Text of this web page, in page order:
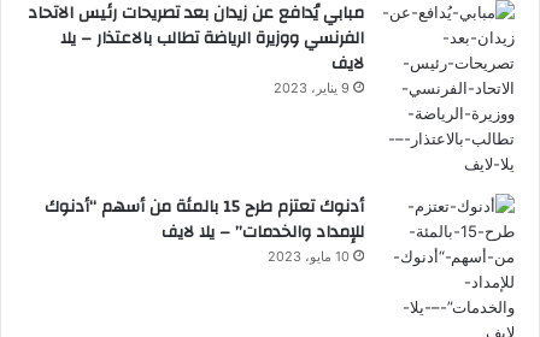
مبابي يُدافع عن زيدان بعد تصريحات رئيس الاتحاد
الفرنسي ووزيرة الرياضة تطالب بالاعتذار – يلا
لايف
9 يناير، 2023
أدنوك تعتزم طرح 15 بالمئة من أسهم “أدنوك
للإمداد والخدمات” – يلا لايف
10 مايو، 2023